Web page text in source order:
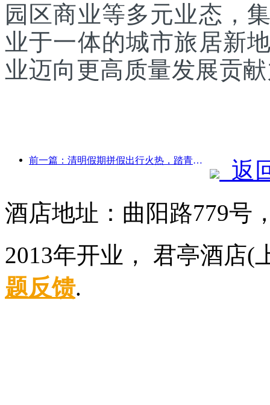
园区商业等多元业态，
业于一体的城市旅居新
业迈向更高质量发展贡
前一篇：清明假期拼假出行火热，踏青赏花带动多城客流增长
返
酒店地址：曲阳路779号
2013年开业， 君亭酒
题反馈.